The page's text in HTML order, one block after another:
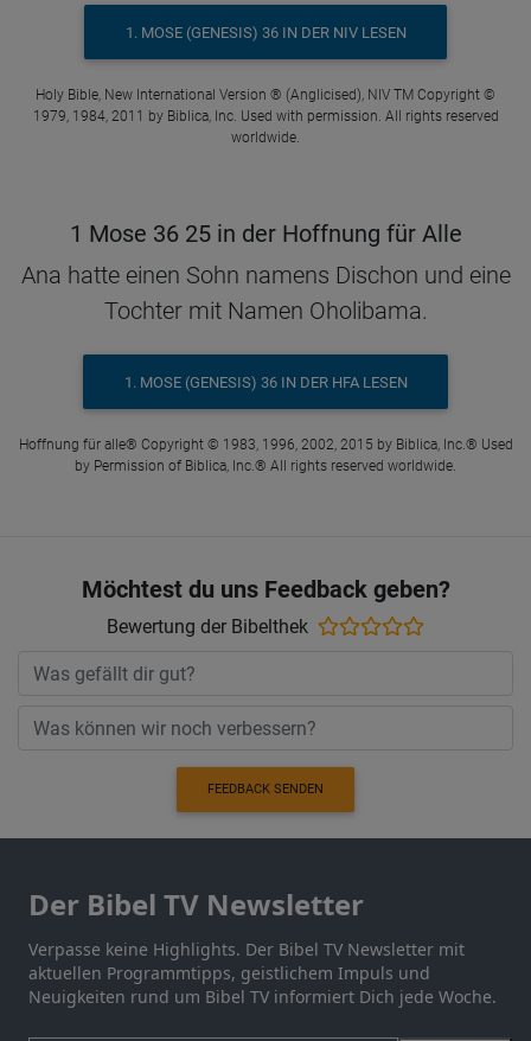
1. MOSE (GENESIS) 36 IN DER NIV LESEN
Holy Bible, New International Version ® (Anglicised), NIV TM Copyright ©
1979, 1984, 2011 by Biblica, Inc. Used with permission. All rights reserved
worldwide.
1 Mose 36 25 in der Hoffnung für Alle
Ana hatte einen Sohn namens Dischon und eine
Tochter mit Namen Oholibama.
1. MOSE (GENESIS) 36 IN DER HFA LESEN
Hoffnung für alle® Copyright © 1983, 1996, 2002, 2015 by Biblica, Inc.® Used
by Permission of Biblica, Inc.® All rights reserved worldwide.
Möchtest du uns Feedback geben?
Bewertung der Bibelthek
FEEDBACK SENDEN
Der Bibel TV Newsletter
Verpasse keine Highlights. Der Bibel TV Newsletter mit
aktuellen Programmtipps, geistlichem Impuls und
Neuigkeiten rund um Bibel TV informiert Dich jede Woche.